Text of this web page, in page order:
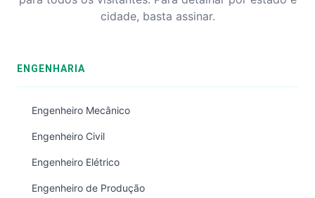
cidade, basta assinar.
ENGENHARIA
Engenheiro Mecânico
Engenheiro Civil
Engenheiro Elétrico
Engenheiro de Produção